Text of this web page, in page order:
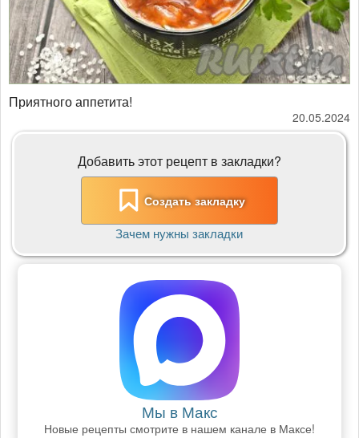
Приятного аппетита!
20.05.2024
Добавить этот рецепт в закладки?
Создать закладку
Зачем нужны закладки
Мы в Макс
Новые рецепты смотрите в нашем канале в Максе!